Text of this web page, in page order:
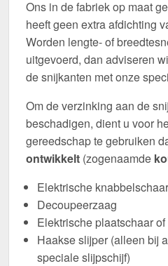
Ons in de fabriek op maat
heeft geen extra afdichting
Worden lengte- of
uitgevoerd, dan adviseren
de snijkanten met onze
Om de verzinking aan de
beschadigen, dient u voor
gereedschap te gebruiken
ontwikkelt (zogenaamde
Elektrische knabbelschaar
Decoupeerzaag
Elektrische plaatschaar
Haakse slijper (alleen bij
speciale slijpschijf)